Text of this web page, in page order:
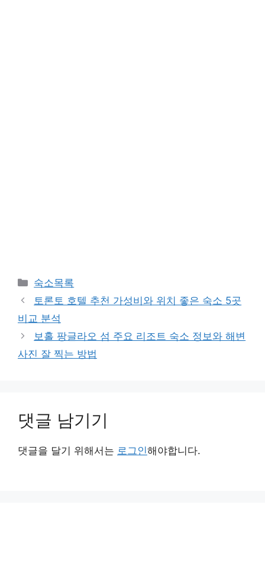
카
테
리
숙소목록
토론토 호텔 추천 가성비와 위치 좋은 숙소 5곳
비교 분석
보홀 팡글라오 섬 주요 리조트 숙소 정보와 해변
사진 잘 찍는 방법
댓글 남기기
댓글을 달기 위해서는 로그인해야합니다.